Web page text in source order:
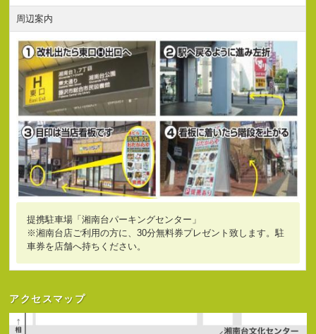
周辺案内
提携駐車場「湘南台パーキングセンター」
※湘南台店ご利用の方に、30分無料券プレゼント致します。駐
車券を店舗へ持ちください。
アクセスマップ